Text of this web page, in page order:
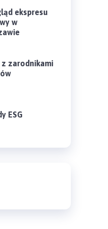
ekspresu
w
z zarodnikami
ESG